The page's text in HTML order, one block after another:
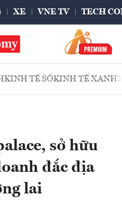
XE VNE TV TECH
KINH TẾ SỐKINH TẾ XANH
sở hữu
đắc địa
lai